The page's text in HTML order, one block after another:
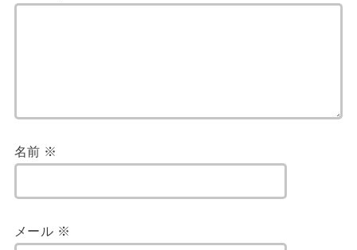
名前 ※
メール ※